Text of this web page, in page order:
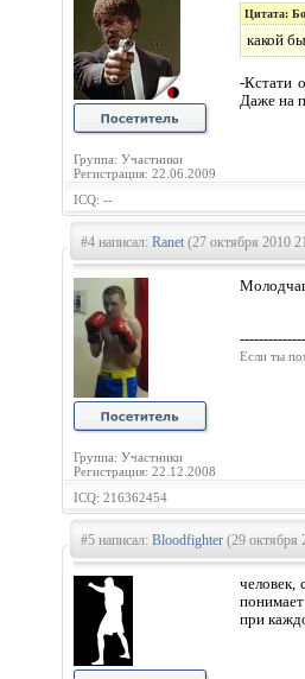
Группа: Участники
Регистрация: 22.06.2009
Цитата:
какой
-Кстати
Даже на
ICQ: --
#4 написал: Ranet(27 октября 2010
Группа: Участники
Регистрация: 22.12.2008
Если ты
ICQ: 216362454
#5 написал: Bloodfighter (29 октября
человек,
при